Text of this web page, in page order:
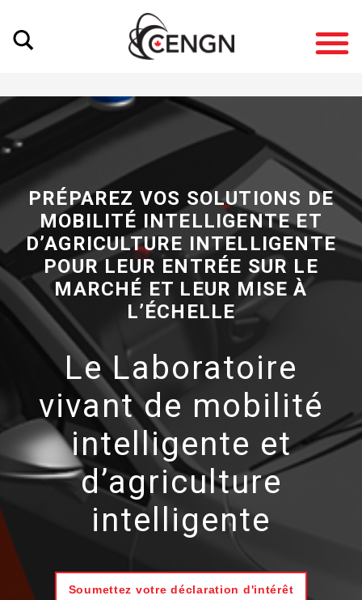
PRÉPAREZ VOS SOLUTIONS DE
MOBILITÉ INTELLIGENTE ET
D’AGRICULTURE INTELLIGENTE
POUR LEUR ENTRÉE SUR LE
MARCHÉ ET LEUR MISE À
L’ÉCHELLE
Le Laboratoire
vivant de mobilité
intelligente et
d’agriculture
intelligente
Soumettez votre déclaration d'intérêt